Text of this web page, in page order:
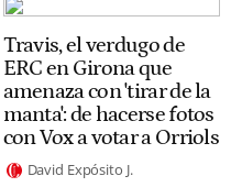
Travis, el verdugo de
ERC en Girona que
amenaza con 'tirar de la
manta': de hacerse fotos
con Vox a votar a Orriols
David Expósito J.